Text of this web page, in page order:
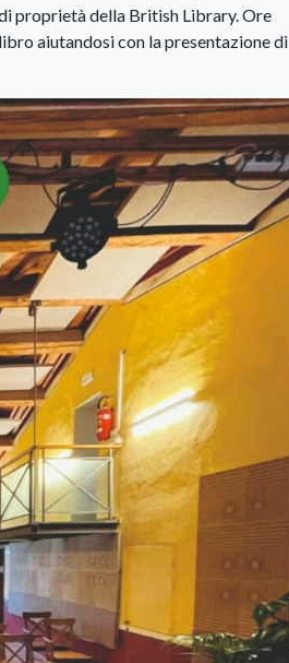
proprietà della British Library. Ore
aiutandosi con la presentazione di